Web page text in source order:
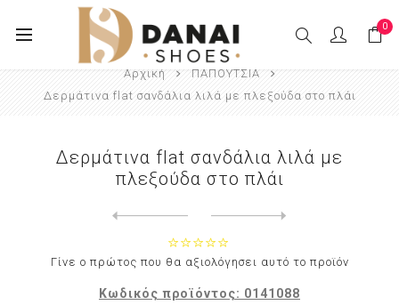
0
Αρχική
ΠΑΠΟΥΤΣΙΑ
Δερμάτινα flat σανδάλια λιλά με πλεξούδα στο πλάι
Δερμάτινα flat σανδάλια λιλά με
πλεξούδα στο πλάι
Γίνε ο πρώτος που θα αξιολόγησει αυτό το προϊόν
Κωδικός προϊόντος: 0141088